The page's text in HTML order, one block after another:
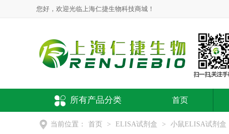
您好，欢迎光临上海仁捷生物科技商城！
所有产品分类 首页
当前位置： 首页 > ELISA试剂盒 > 小鼠ELISA试剂盒